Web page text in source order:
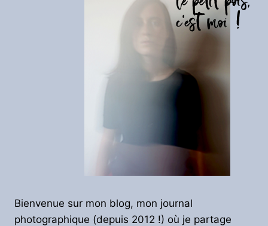
Bienvenue sur mon blog, mon journal
photographique (depuis 2012 !) où je partage